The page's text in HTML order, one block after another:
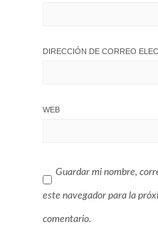
DIRECCIÓN DE CORREO
WEB
Guardar mi nombre,
este navegador para la
comentario.